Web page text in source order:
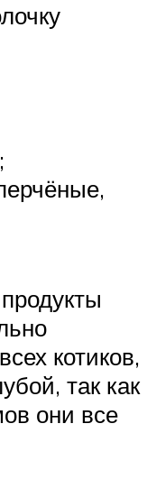
котиков,
так как
они все